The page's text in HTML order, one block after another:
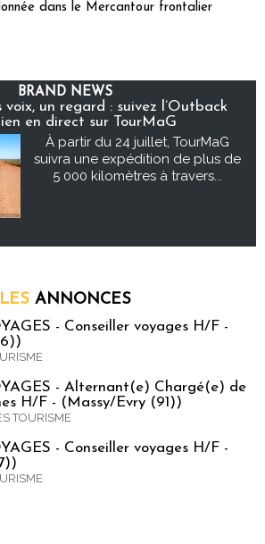
dans le Mercantour frontalier
BRAND NEWS
voix, un regard : suivez l’Outback
en direct sur TourMaG
À partir du 24 juillet, TourMaG
suivra une expédition de plus de
5 000 kilomètres à travers...
LES ANNONCES
- Conseiller voyages H/F -
- Alternant(e) Chargé(e) de
H/F - (Massy/Evry (91))
TOURISME
- Conseiller voyages H/F -